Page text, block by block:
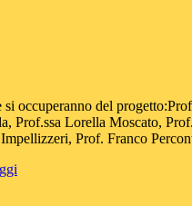
occuperanno del
Prof.ssa Lorella Moscato,
Prof. Franco